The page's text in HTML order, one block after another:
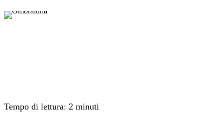
Tempo di lettura: 2 minuti